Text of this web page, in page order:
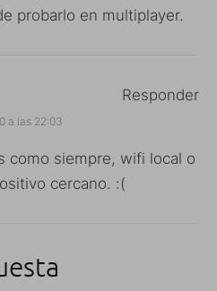
probarlo en multiplayer.
a las 22:03
como siempre, wifi local o
cercano. :(
Responder